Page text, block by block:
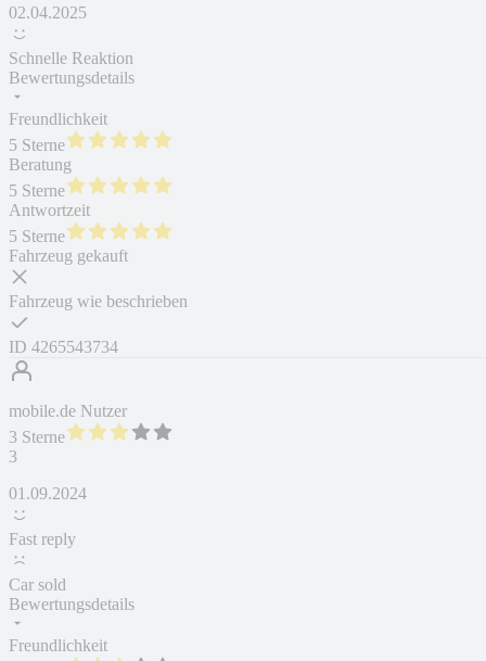
02.04.2025
Schnelle Reaktion
Bewertungsdetails
Freundlichkeit
5 Sterne
Beratung
5 Sterne
Antwortzeit
5 Sterne
Fahrzeug gekauft
Fahrzeug wie beschrieben
ID 4265543734
mobile.de Nutzer
3 Sterne
3
01.09.2024
Fast reply
Car sold
Bewertungsdetails
Freundlichkeit